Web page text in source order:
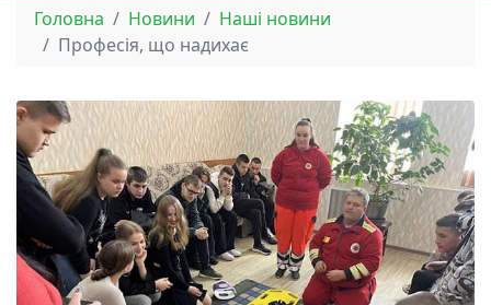
Головна Новини
Наші новини
Професія, що надихає